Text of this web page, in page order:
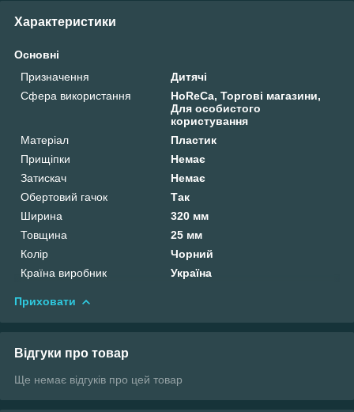
Характеристики
Основні
Призначення
Дитячі
Сфера використання
HoReCa, Торгові магазини,
Для особистого
користування
Матеріал
Пластик
Прищіпки
Немає
Затискач
Немає
Обертовий гачок
Так
Ширина
320 мм
Товщина
25 мм
Колір
Чорний
Країна виробник
Україна
Приховати
Відгуки про товар
Ще немає відгуків про цей товар